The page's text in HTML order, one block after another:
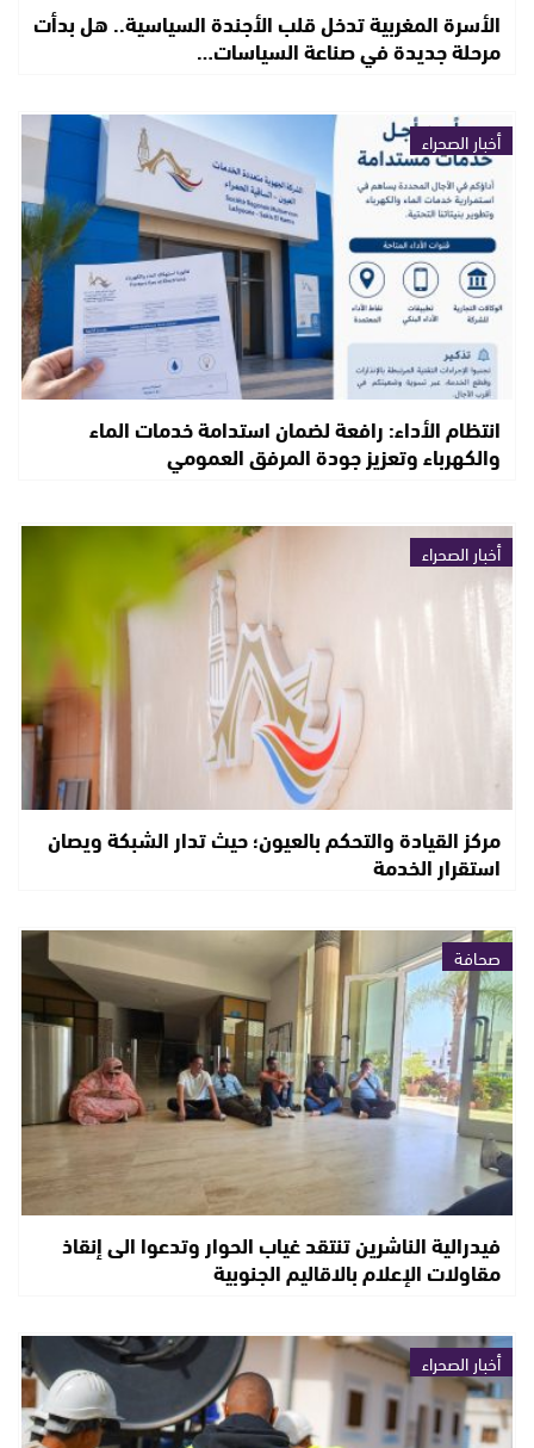
الأسرة المغربية تدخل قلب الأجندة السياسية.. هل بدأت
مرحلة جديدة في صناعة السياسات…
أخبار الصحراء
انتظام الأداء: رافعة لضمان استدامة خدمات الماء
والكهرباء وتعزيز جودة المرفق العمومي
أخبار الصحراء
مركز القيادة والتحكم بالعيون؛ حيث تدار الشبكة ويصان
استقرار الخدمة
صحافة
فيدرالية الناشرين تنتقد غياب الحوار وتدعوا الى إنقاذ
مقاولات الإعلام بالاقاليم الجنوبية
أخبار الصحراء